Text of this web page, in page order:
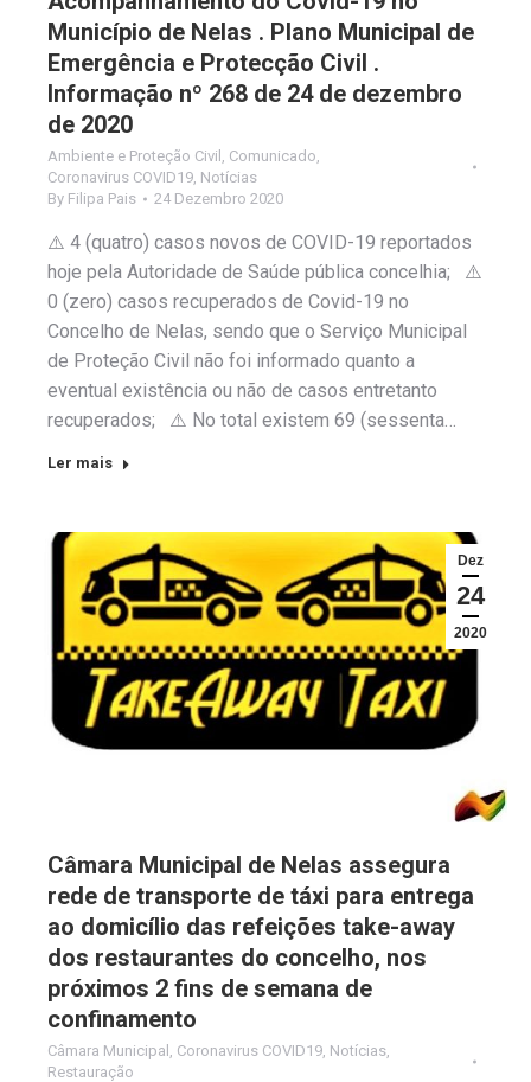
Município de Nelas . Plano Municipal de
Emergência e Protecção Civil .
Informação nº 268 de 24 de dezembro
de 2020
Ambiente e Proteção Civil , Comunicado,
Coronavirus COVID19, Notícias
By Filipa Pais 24 Dezembro 2020
⚠️ 4 (quatro) casos novos de COVID-19 reportados
hoje pela Autoridade de Saúde pública concelhia; ⚠️
0 (zero) casos recuperados de Covid-19 no
Concelho de Nelas, sendo que o Serviço Municipal
de Proteção Civil não foi informado quanto a
eventual existência ou não de casos entretanto
recuperados; ⚠️ No total existem 69 (sessenta…
Ler mais
Dez
24
2020
Câmara Municipal de Nelas assegura
rede de transporte de táxi para entrega
ao domicílio das refeições take-away
dos restaurantes do concelho, nos
próximos 2 fins de semana de
confinamento
Câmara Municipal Coronavirus COVID19 Notícias
Restauração